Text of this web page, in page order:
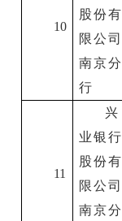
10
股份有
限公司
南京分
行
11
兴
业银行
股份有
限公司
南京分